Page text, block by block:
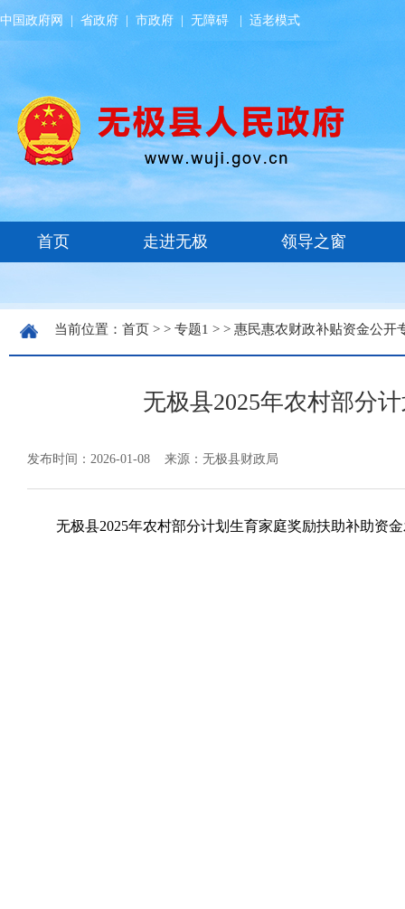
中国政府网 省政府 市政府 无障碍 适老模式
当前位置： 首页 > > 专题1 > > 惠民惠农财政补贴资金公开
无极县2025年农村部分
发布时间：2026-01-08 来源：无极县财政局
无极县2025年农村部分计划生育家庭奖励扶助补助资